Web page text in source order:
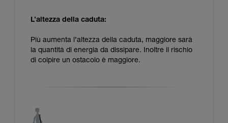
L’altezza della caduta:
Più aumenta l’altezza della caduta, maggiore sarà
la quantità di energia da dissipare. Inoltre il rischio
di colpire un ostacolo è maggiore.